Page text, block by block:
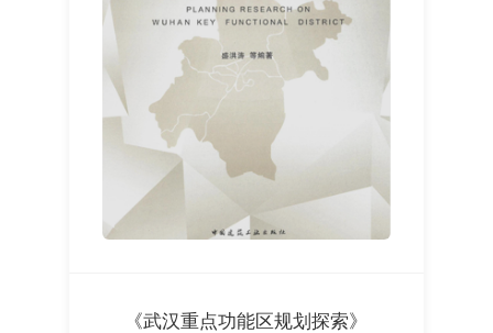
《武汉重点功能区规划探索》